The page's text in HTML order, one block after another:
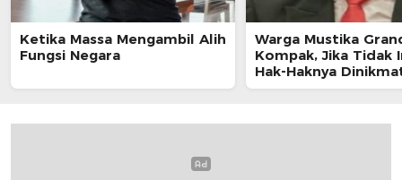
Ketika Massa Mengambil Alih
Fungsi Negara
Warga Mustika
Kompak, Jika Tidak
Hak-Haknya
Pihak Lain